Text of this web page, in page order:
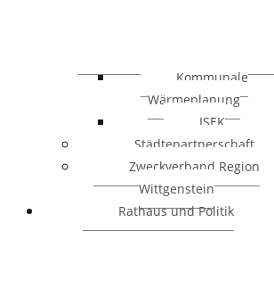
Kommunale
Wärmeplanung
ISEK
Städtepartnerschaft
Zweckverband Region
Wittgenstein
Rathaus und Politik